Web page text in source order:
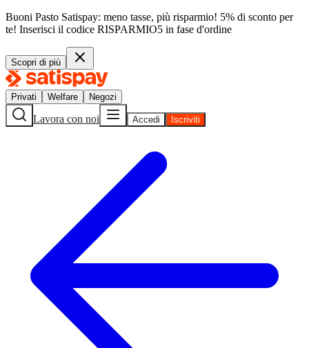
Buoni Pasto Satispay: meno tasse, più risparmio! 5% di sconto per
te! Inserisci il codice RISPARMIO5 in fase d'ordine
Scopri di più
Privati Welfare Negozi
Lavora con noi Accedi Iscriviti